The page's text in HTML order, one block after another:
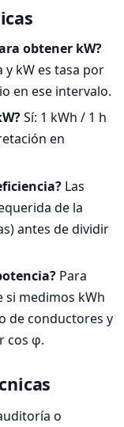
obtener kW?
y kW es tasa por
en ese intervalo.
Sí: 1 kWh / 1 h
en
Las
de la
antes de dividir
Para
si medimos kWh
de conductores y
cos φ.
o